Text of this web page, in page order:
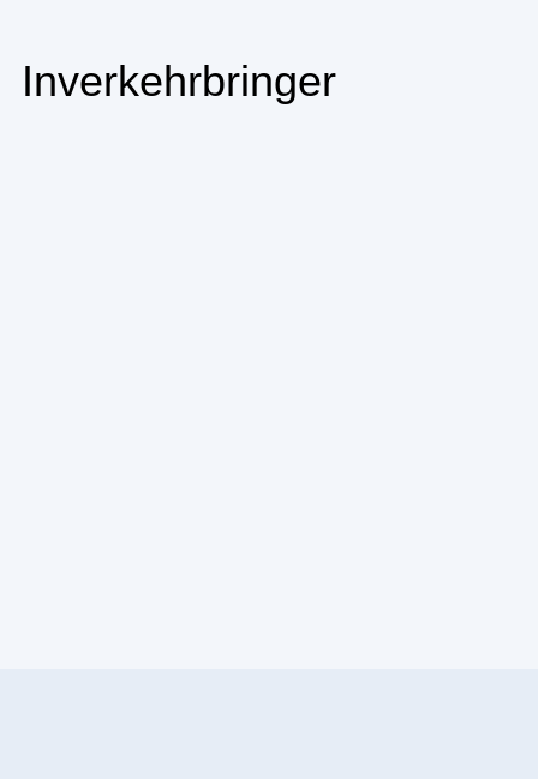
Inverkehrbringer